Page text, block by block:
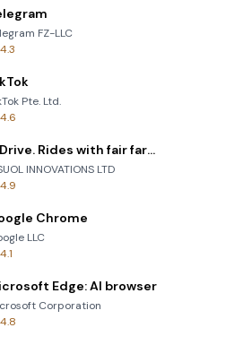
FZ-LLC
4.3
Pte. Ltd.
4.6
inDrive. Rides with fair fares
INNOVATIONS LTD
4.9
Chrome
LLC
4.1
Edge: AI browser
Corporation
4.8